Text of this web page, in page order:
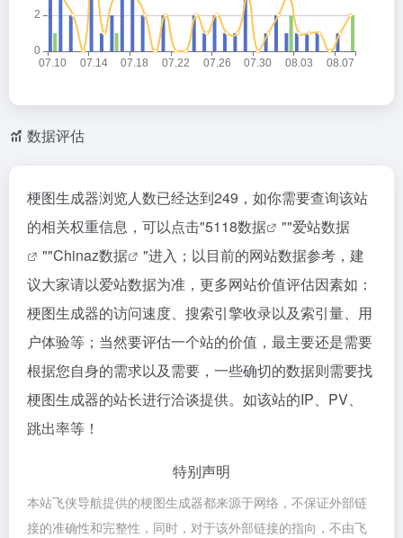
数据评估
梗图生成器浏览人数已经达到249，如你需要查询该站
的相关权重信息，可以点击"5118数据 ""爱站数据
""Chinaz数据
"进入；以目前的网站数据参考，建
议大家请以爱站数据为准，更多网站价值评估因素如：
梗图生成器的访问速度、搜索引擎收录以及索引量、用
户体验等；当然要评估一个站的价值，最主要还是需要
根据您自身的需求以及需要，一些确切的数据则需要找
梗图生成器的站长进行洽谈提供。如该站的IP、PV、
跳出率等！
特别声明
本站飞侠导航提供的梗图生成器都来源于网络，不保证外部链
接的准确性和完整性，同时，对于该外部链接的指向，不由飞